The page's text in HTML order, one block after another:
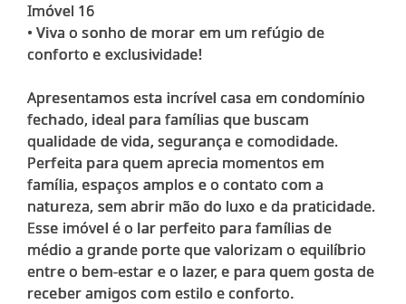
Imóvel 16
• Viva o sonho de morar em um refúgio de
conforto e exclusividade!
Apresentamos esta incrível casa em condomínio
fechado, ideal para famílias que buscam
qualidade de vida, segurança e comodidade.
Perfeita para quem aprecia momentos em
família, espaços amplos e o contato com a
natureza, sem abrir mão do luxo e da praticidade.
Esse imóvel é o lar perfeito para famílias de
médio a grande porte que valorizam o equilíbrio
entre o bem-estar e o lazer, e para quem gosta de
receber amigos com estilo e conforto.